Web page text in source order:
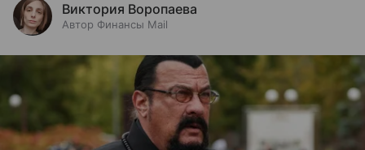
Виктория Воропаева
Автор Финансы Mail